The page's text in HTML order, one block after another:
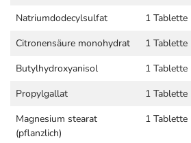
Natriumdodecylsulfat
1 Tablette
Citronensäure monohydrat
1 Tablette
Butylhydroxyanisol
1 Tablette
Propylgallat
1 Tablette
Magnesium stearat
(pflanzlich)
1 Tablette